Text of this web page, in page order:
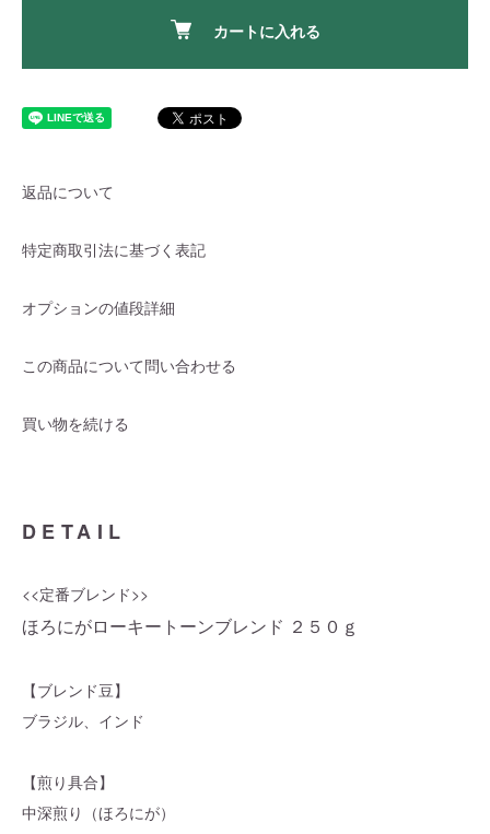
カートに入れる
返品について
特定商取引法に基づく表記
オプションの値段詳細
この商品について問い合わせる
買い物を続ける
DETAIL
<<定番ブレンド>>
ほろにがローキートーンブレンド ２５０ｇ
【ブレンド豆】
ブラジル、インド
【煎り具合】
中深煎り（ほろにが）